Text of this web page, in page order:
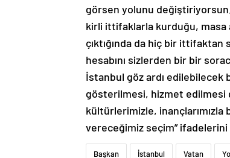
görsen yolunu
kirli ittifaklarla kurduğu, masa
çıktığında da hiç bir ittifaktan
hesabını sizlerden bir bir
İstanbul göz ardı
gösterilmesi, hizmet
kültürlerimizle, inançlarımızla
vereceğimiz seçim” ifadelerini
Başkan İstanbul Vatan